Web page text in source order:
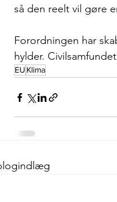
så den reelt vil gøre
Forordningen har
hylder.
EU Klima